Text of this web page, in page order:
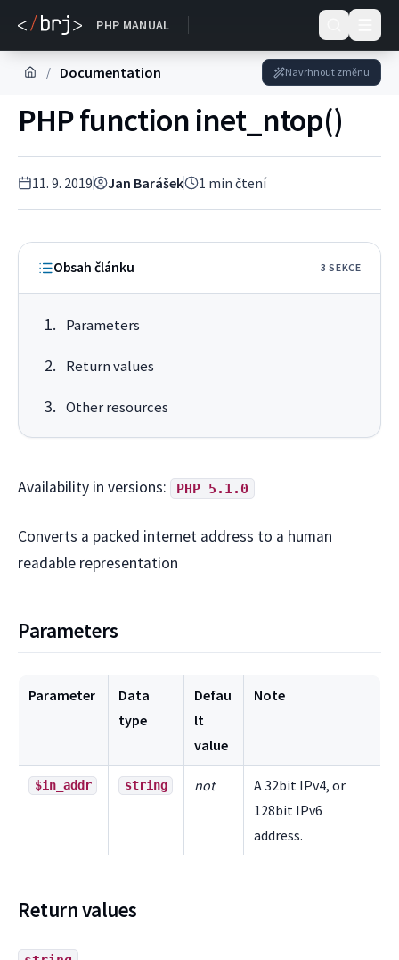
PHP MANUAL
DOKUMENTACE
/ Documentation Navrhnout změnu
PHP function inet_ntop()
11. 9. 2019 Jan Barášek 1 min čtení
Obsah článku 3 SEKCE
Parameters
Return values
Other resources
Availability in versions: PHP 5.1.0
Converts a packed internet address to a human
readable representation
Parameters
Parameter
Data
type
Defau
lt
value
Note
$in_addr string not
A 32bit IPv4, or
128bit IPv6
address.
Return values